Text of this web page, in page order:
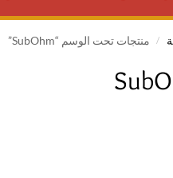
/ منتجات تحت الوسم “SubOhm”